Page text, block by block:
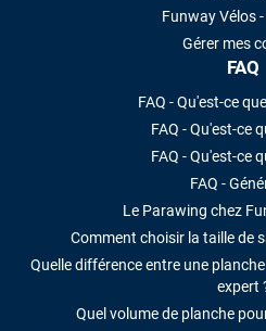
Funway Vélos
Gérer mes
FAQ
FAQ - Qu'est-ce
FAQ - Qu'est-ce
FAQ - Qu'est-ce
FAQ -
Le Parawing chez
Comment choisir la taille de
Quelle différence entre une
expert
Quel volume de planche